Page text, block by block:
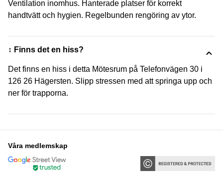
Ventilation inomhus. Hanterade platser för korrekt
handtvätt och hygien. Regelbunden rengöring av ytor.
↕️ Finns det en hiss?
Det finns en hiss i detta Mötesrum på Telefonvägen 30 i
126 26 Hägersten. Slipp stressen med att springa upp och
ner för trapporna.
Våra medlemskap